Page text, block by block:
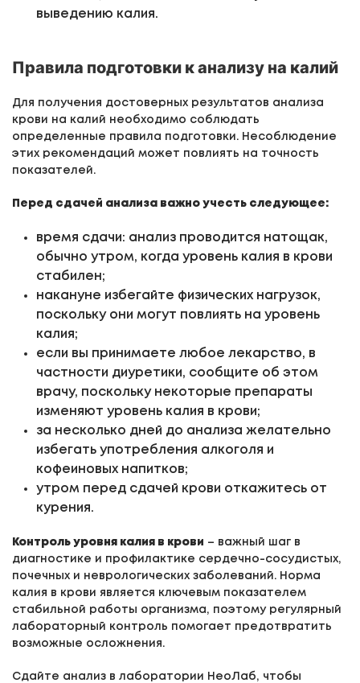
выведению калия.
Правила подготовки к анализу на калий
Для получения достоверных результатов анализа
крови на калий необходимо соблюдать
определенные правила подготовки. Несоблюдение
этих рекомендаций может повлиять на точность
показателей.
Перед сдачей анализа важно учесть следующее:
время сдачи: анализ проводится натощак,
обычно утром, когда уровень калия в крови
стабилен;
накануне избегайте физических нагрузок,
поскольку они могут повлиять на уровень
калия;
если вы принимаете любое лекарство, в
частности диуретики, сообщите об этом
врачу, поскольку некоторые препараты
изменяют уровень калия в крови;
за несколько дней до анализа желательно
избегать употребления алкоголя и
кофеиновых напитков;
утром перед сдачей крови откажитесь от
курения.
Контроль уровня калия в крови – важный шаг в
диагностике и профилактике сердечно-сосудистых,
почечных и неврологических заболеваний. Норма
калия в крови является ключевым показателем
стабильной работы организма, поэтому регулярный
лабораторный контроль помогает предотвратить
возможные осложнения.
Сдайте анализ в лаборатории НеоЛаб, чтобы